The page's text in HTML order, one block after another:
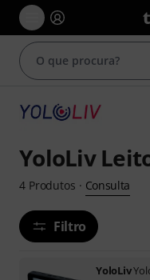
YoloLiv
4 Produtos · Consulta
Filtro
YoloLiv